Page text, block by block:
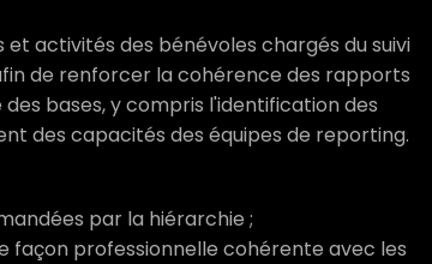
activités des bénévoles chargés du suivi
de renforcer la cohérence des rapports
bases, y compris l'identification des
des capacités des équipes de reporting.
par la hiérarchie ;
façon professionnelle cohérente avec les